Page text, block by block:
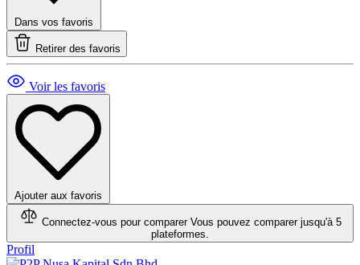
Dans vos favoris
Retirer des favoris
Voir les favoris
Ajouter aux favoris
Connectez-vous pour comparer Vous pouvez comparer jusqu'à 5
plateformes.
Profil